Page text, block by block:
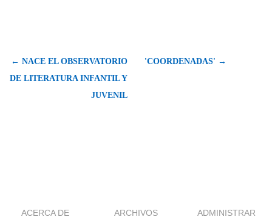
← NACE EL OBSERVATORIO
DE LITERATURA INFANTIL Y
JUVENIL
'COORDENADAS' →
ACERCA DE ARCHIVOS ADMINISTRAR